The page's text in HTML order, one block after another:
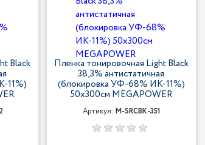
Black
11%)
Пленка тонировочная Light Black
38,3% антистатичная
(блокировка УФ-68% ИК-11%)
50х300см MEGAPOWER
Артикул: M-SRCBK-351